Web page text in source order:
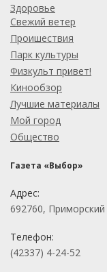
Здоровье
Свежий ветер
Проишествия
Парк культуры
Физкульт привет!
Кинообзор
Лучшие материалы
Мой город
Общество
Газета «Выбор»
Адрес:
692760,
Телефон:
(42337) 4-24-52